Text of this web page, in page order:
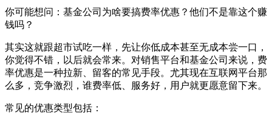
你可能想问：基金公司为啥要搞费率优惠？他们不是靠这个赚
钱吗？
其实这就跟超市试吃一样，先让你低成本甚至无成本尝一口，
你觉得不错，以后就会常来。对销售平台和基金公司来说，费
率优惠是一种拉新、留客的常见手段。尤其现在互联网平台那
么多，竞争激烈，谁费率低、服务好，用户就更愿意留下来。
常见的优惠类型包括：